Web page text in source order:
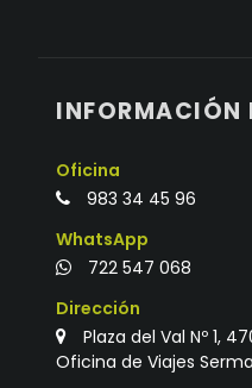
INFORMACIÓN
Oficina
983 34 45 96
WhatsApp
722 547 068
Dirección
Plaza del Val Nº 1,
Oficina de Viajes